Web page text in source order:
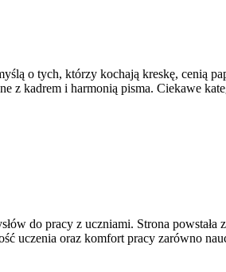
o tych, którzy kochają kreskę, cenią
z kadrem i harmonią pisma. Ciekawe
do pracy z uczniami. Strona powstała
uczenia oraz komfort pracy zarówno